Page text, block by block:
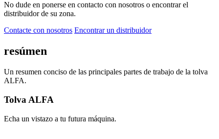
No dude en ponerse en contacto con nosotros o encontrar el
distribuidor de su zona.
Contacte con nosotros Encontrar un distribuidor
resúmen
Un resumen conciso de las principales partes de trabajo de la tolva
ALFA.
Tolva ALFA
Echa un vistazo a tu futura máquina.